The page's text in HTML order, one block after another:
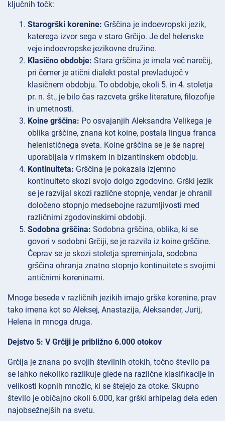
ključnih točk:
Starogrški korenine: Grščina je indoevropski jezik,
katerega izvor sega v staro Grčijo. Je del helenske
veje indoevropske jezikovne družine.
Klasično obdobje: Stara grščina je imela več narečij,
pri čemer je atični dialekt postal prevladujoč v
klasičnem obdobju. To obdobje, okoli 5. in 4. stoletja
pr. n. št., je bilo čas razcveta grške literature, filozofije
in umetnosti.
Koine grščina: Po osvajanjih Aleksandra Velikega je
oblika grščine, znana kot koine, postala lingua franca
helenističnega sveta. Koine grščina se je še naprej
uporabljala v rimskem in bizantinskem obdobju.
Kontinuiteta: Grščina je pokazala izjemno
kontinuiteto skozi svojo dolgo zgodovino. Grški jezik
se je razvijal skozi različne stopnje, vendar je ohranil
določeno stopnjo medsebojne razumljivosti med
različnimi zgodovinskimi obdobji.
Sodobna grščina: Sodobna grščina, oblika, ki se
govori v sodobni Grčiji, se je razvila iz koine grščine.
Čeprav se je skozi stoletja spreminjala, sodobna
grščina ohranja znatno stopnjo kontinuitete s svojimi
antičnimi koreninami.
Mnoge besede v različnih jezikih imajo grške korenine, prav
tako imena kot so Aleksej, Anastazija, Aleksander, Jurij,
Helena in mnoga druga.
Dejstvo 5: V Grčiji je približno 6.000 otokov
Grčija je znana po svojih številnih otokih, točno število pa
se lahko nekoliko razlikuje glede na različne klasifikacije in
velikosti kopnih množic, ki se štejejo za otoke. Skupno
število je običajno okoli 6.000, kar grški arhipelag dela eden
najobsežnejših na svetu.